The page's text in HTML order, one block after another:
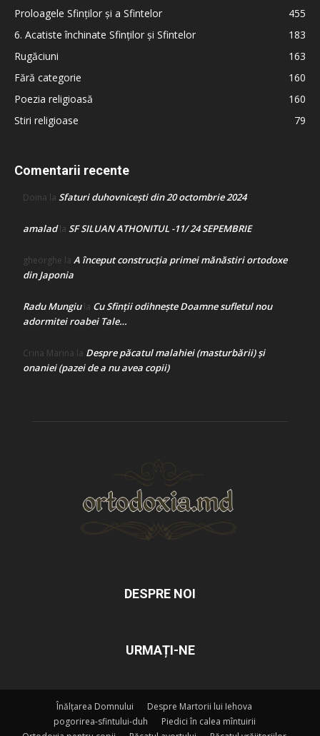
Proloagele Sfinților și a Sfintelor
455
6. Acatiste închinate Sfinților și Sfintelor
183
Rugăciuni
163
Fără categorie
160
Poezia religioasă
160
Stiri religioase
79
Comentarii recente
Doina la Sfaturi duhovnicești din 20 octombrie 2024
amaladla SF SILUAN ATHONITUL -11/ 24 SEPEMBRIE
gheorghe la A început construcţia primei mănăstiri ortodoxe
din Japonia
Radu Mungiula Cu Sfinții odihnește Doamne sufletul nou
adormitei roabei Tale…
Crina Marina la Despre păcatul malahiei (masturbării) şi
onaniei (pazei de a nu avea copii)
DESPRE NOI
URMAȚI-NE
Înălțarea Domnului
Despre Martorii lui Iehova
pogorirea-sfintului-duh
Piedici în calea mîntuirii